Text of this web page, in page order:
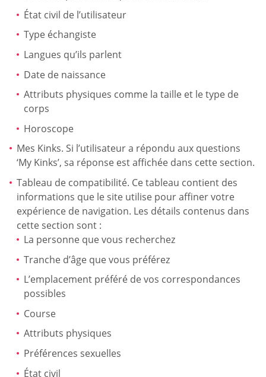
État civil de l’utilisateur
Type échangiste
Langues qu’ils parlent
Date de naissance
Attributs physiques comme la taille et le type de
corps
Horoscope
Mes Kinks. Si l’utilisateur a répondu aux questions
‘My Kinks’, sa réponse est affichée dans cette section.
Tableau de compatibilité. Ce tableau contient des
informations que le site utilise pour affiner votre
expérience de navigation. Les détails contenus dans
cette section sont :
La personne que vous recherchez
Tranche d’âge que vous préférez
L’emplacement préféré de vos correspondances
possibles
Course
Attributs physiques
Préférences sexuelles
État civil